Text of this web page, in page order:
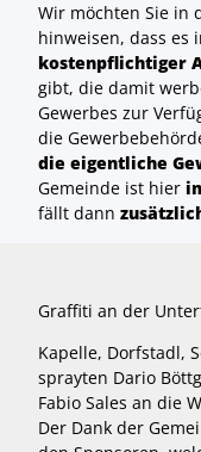
Wir möchten Sie in
hinweisen, dass es
kostenpflichtiger
gibt, die damit
Gewerbes zur
die
die eigentliche
Gemeinde ist hier
fällt dann
Graffiti an der
Kapelle, Dorfstadl,
sprayten Dario
Fabio Sales an die
Der Dank der